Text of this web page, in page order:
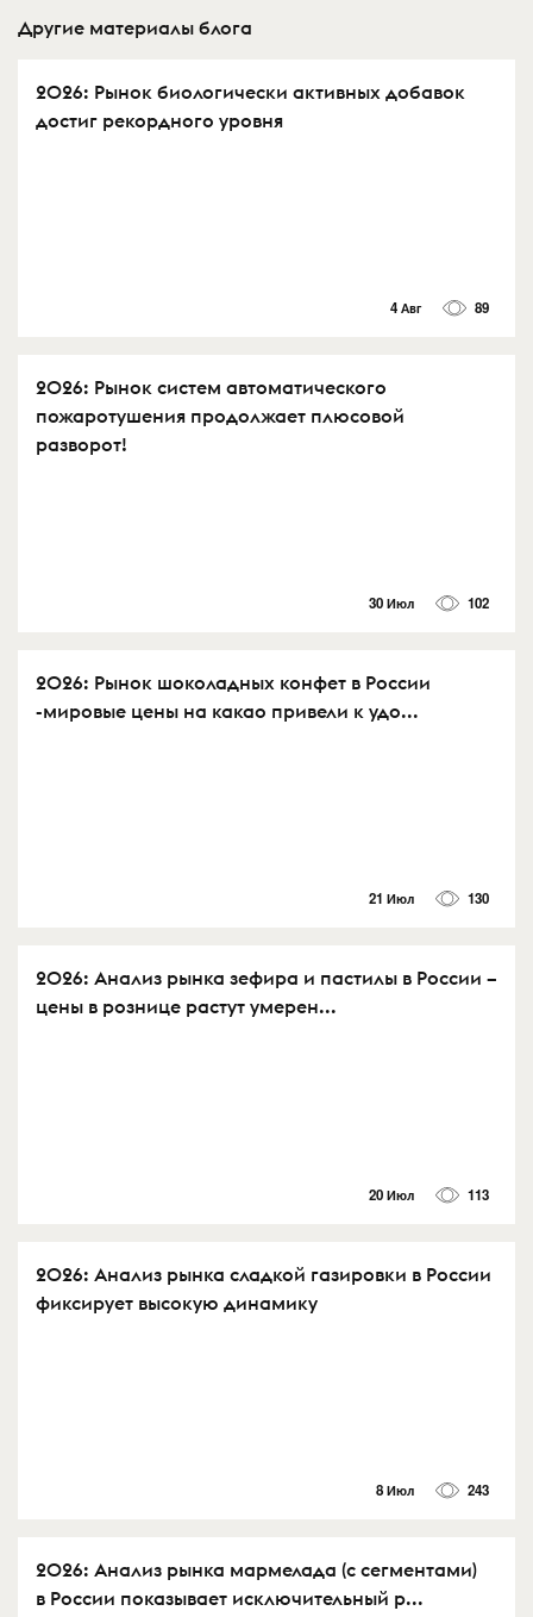
Другие материалы блога
2026: Рынок биологически активных добавок
достиг рекордного уровня
4 Авг 89
2026: Рынок систем автоматического
пожаротушения продолжает плюсовой
разворот!
30 Июл 102
2026: Рынок шоколадных конфет в России
-мировые цены на какао привели к удо...
21 Июл 130
2026: Анализ рынка зефира и пастилы в России –
цены в рознице растут умерен...
20 Июл 113
2026: Анализ рынка сладкой газировки в России
фиксирует высокую динамику
8 Июл 243
2026: Анализ рынка мармелада (с сегментами)
в России показывает исключительный р...